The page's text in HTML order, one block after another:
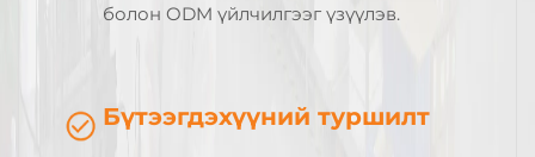
болон ODM үйлчилгээг үзүүлэв.
Бүтээгдэхүүний туршилт